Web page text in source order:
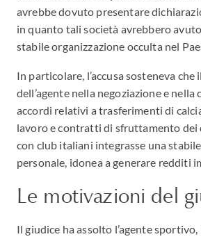
avrebbe dovuto presentare
in quanto tali società avrebbero
stabile organizzazione occulta nel
In particolare, l’accusa sosteneva
dell’agente nella negoziazione e nella
accordi relativi a trasferimenti di
lavoro e contratti di sfruttamento
con club italiani integrasse una
personale, idonea a generare redditi
Le motivazioni del
Il giudice ha assolto l’agente